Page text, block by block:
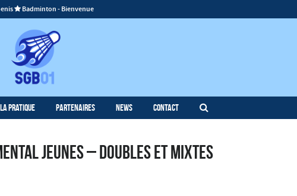
 Badminton - Bienvenue
La Pratique Partenaires News Contact
jeunes – Doubles et mixtes